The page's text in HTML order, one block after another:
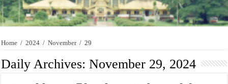
Home / 2024 / November / 29
Daily Archives:November 29, 2024